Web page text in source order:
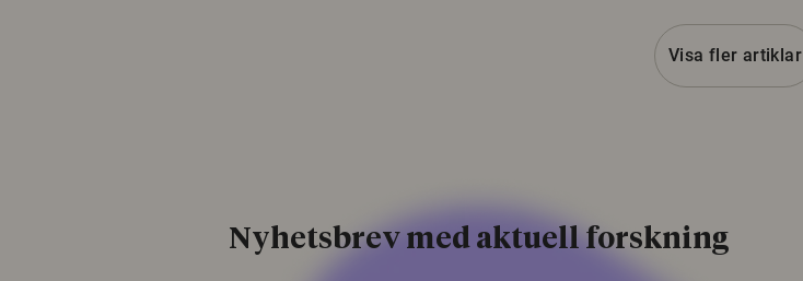
Visa fler artiklar
Nyhetsbrev med aktuell forskning